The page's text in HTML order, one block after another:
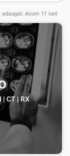
adaugat: Acum 11 luni
CT | RX